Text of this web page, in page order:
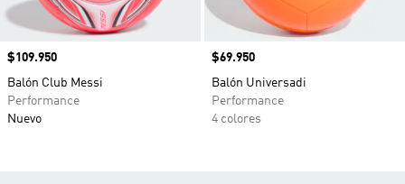
Precio
$109.950
Balón Club Messi
Performance
Nuevo
Precio
$69.950
Balón Universadi
Performance
4 colores